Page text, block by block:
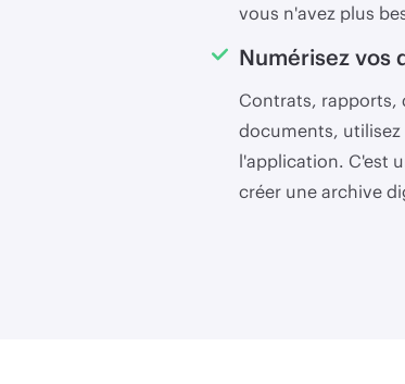
vous n'avez plus
Numérisez vos
Contrats, rapports,
documents, utilisez
l'application. C'est
créer une archive